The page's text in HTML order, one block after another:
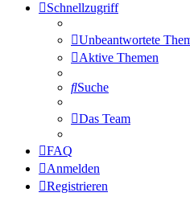
Schnellzugriff
Unbeantwortete
Aktive Themen
Suche
Das Team
FAQ
Anmelden
Registrieren